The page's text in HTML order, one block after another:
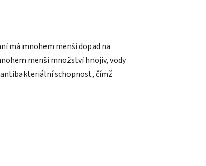
má mnohem menší dopad na
menší množství hnojiv, vody
schopnost, čímž